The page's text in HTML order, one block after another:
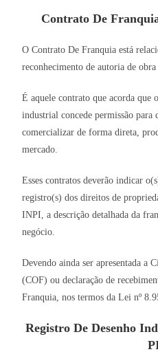
Contrato De
O Contrato De Franquia está
reconhecimento de autoria de
É aquele contrato que acorda que
industrial concede permissão para
comercializar de forma direta,
mercado.
Esses contratos deverão indicar
registro(s) dos direitos de
INPI, a descrição detalhada da
negócio.
Devendo ainda ser apresentada a
(COF) ou declaração de
Franquia, nos termos da Lei nº
Registro De Desenho